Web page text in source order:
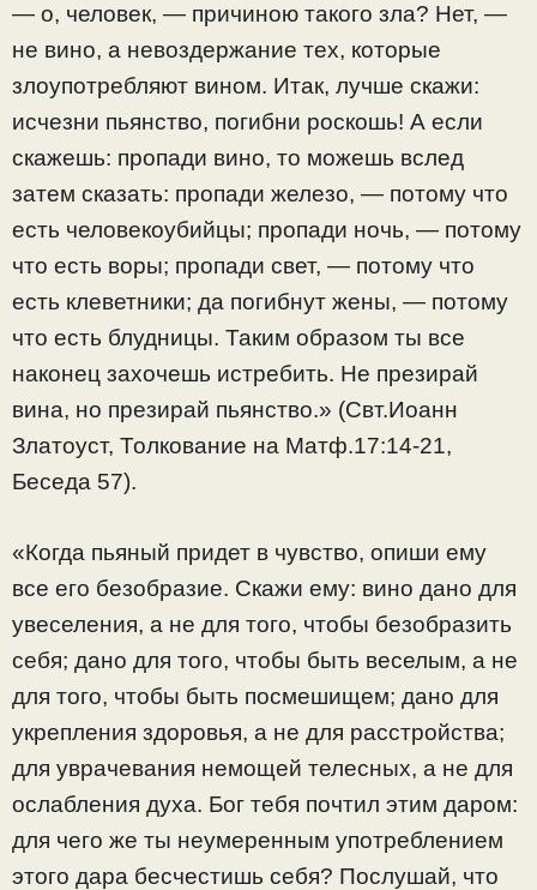
— о, человек, — причиною такого зла? Нет, —
не вино, а невоздержание тех, которые
злоупотребляют вином. Итак, лучше скажи:
исчезни пьянство, погибни роскошь! А если
скажешь: пропади вино, то можешь вслед
затем сказать: пропади железо, — потому что
есть человекоубийцы; пропади ночь, — потому
что есть воры; пропади свет, — потому что
есть клеветники; да погибнут жены, — потому
что есть блудницы. Таким образом ты все
наконец захочешь истребить. Не презирай
вина, но презирай пьянство.» (Свт.Иоанн
Златоуст, Толкование на Матф.17:14-21,
Беседа 57).
«Когда пьяный придет в чувство, опиши ему
все его безобразие. Скажи ему: вино дано для
увеселения, а не для того, чтобы безобразить
себя; дано для того, чтобы быть веселым, а не
для того, чтобы быть посмешищем; дано для
укрепления здоровья, а не для расстройства;
для уврачевания немощей телесных, а не для
ослабления духа. Бог тебя почтил этим даром:
для чего же ты неумеренным употреблением
этого дара бесчестишь себя? Послушай, что